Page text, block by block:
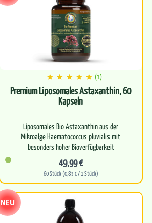
(1)
Premium Liposomales Astaxanthin, 60
Kapseln
Liposomales Bio Astaxanthin aus der
Mikroalge Haematococcus pluvialis mit
besonders hoher Bioverfügbarkeit
Trägt zum…
49,99 €
60 Stück (0,83 € / 1 Stück)
NEU